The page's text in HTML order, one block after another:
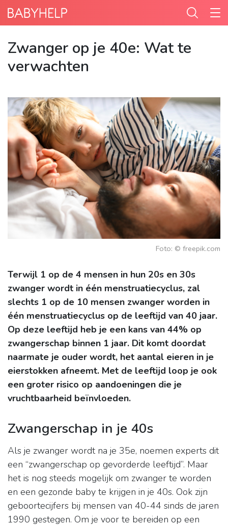
Zwanger op je 40e: Wat te
verwachten
Foto: © freepik.com
Terwijl 1 op de 4 mensen in hun 20s en 30s
zwanger wordt in één menstruatiecyclus, zal
slechts 1 op de 10 mensen zwanger worden in
één menstruatiecyclus op de leeftijd van 40 jaar.
Op deze leeftijd heb je een kans van 44% op
zwangerschap binnen 1 jaar. Dit komt doordat
naarmate je ouder wordt, het aantal eieren in je
eierstokken afneemt. Met de leeftijd loop je ook
een groter risico op aandoeningen die je
vruchtbaarheid beïnvloeden.
Zwangerschap in je 40s
Als je zwanger wordt na je 35e, noemen experts dit
een “zwangerschap op gevorderde leeftijd”. Maar
het is nog steeds mogelijk om zwanger te worden
en een gezonde baby te krijgen in je 40s. Ook zijn
geboortecijfers bij mensen van 40-44 sinds de jaren
1990 gestegen. Om je voor te bereiden op een